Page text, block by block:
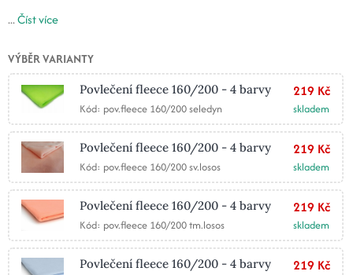
...Číst více
VÝBĚR VARIANTY
Povlečení fleece 160/200 - 4 barvy
Kód: pov.fleece 160/200 seledyn
219 Kč
skladem
Povlečení fleece 160/200 - 4 barvy
Kód: pov.fleece 160/200 sv.losos
219 Kč
skladem
Povlečení fleece 160/200 - 4 barvy
Kód: pov.fleece 160/200 tm.losos
219 Kč
skladem
Povlečení fleece 160/200 - 4 barvy
219 Kč